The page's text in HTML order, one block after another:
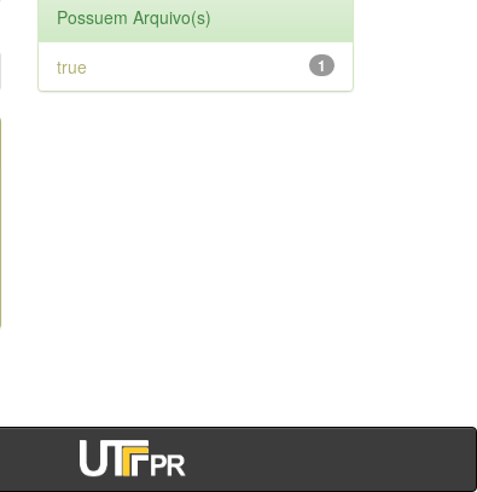
Possuem Arquivo(s)
1
true
Brasil